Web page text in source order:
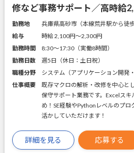
修など事務サポート／高時給
勤務地
兵庫県高砂市（本線荒井駅から徒
給与
時給 2,100円〜2,300円
勤務時間
8:30～17:30（実働8時間）
勤務日数
週5日（休日：土日祝）
職種分野
システム（アプリケーション開発
仕事概要
既存マクロの解析・改修を中心と
保守サポート業務です。Excelス
め！SE経験やPythonレベルのプ
活かしていただけます！
詳細を見る 応募する